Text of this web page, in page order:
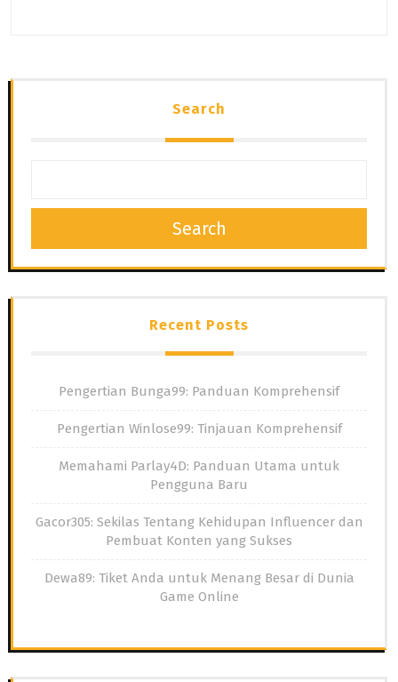
Search
Search
Recent Posts
Pengertian Bunga99: Panduan Komprehensif
Pengertian Winlose99: Tinjauan Komprehensif
Memahami Parlay4D: Panduan Utama untuk
Pengguna Baru
Gacor305: Sekilas Tentang Kehidupan Influencer dan
Pembuat Konten yang Sukses
Dewa89: Tiket Anda untuk Menang Besar di Dunia
Game Online